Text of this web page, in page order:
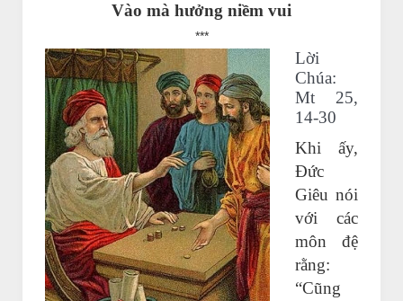
Bắc kim thang sẽ bị cấm ?
Vào mà hưởng niềm vui
***
Lời
Chúa:
Mt 25,
14-30
Khi ấy,
Đức
Giêu nói
với các
môn đệ
rằng:
“Cũng